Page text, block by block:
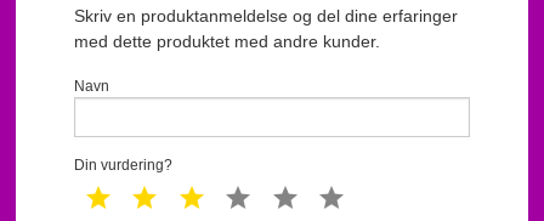
Skriv en produktanmeldelse og del dine erfaringer
med dette produktet med andre kunder.
Navn
Din vurdering?
1 star 2 star 3 star 4 star 5 star